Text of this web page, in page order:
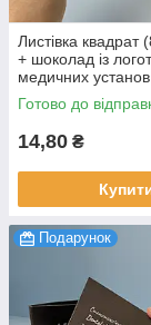
Листівка
+ шоколад із
медичних
Готово до
14,80 ₴
Подарунок